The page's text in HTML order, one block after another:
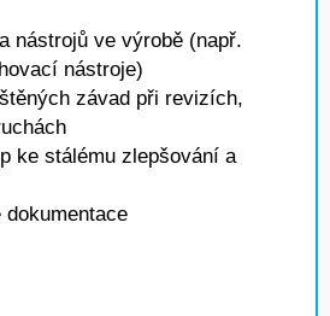
nástrojů ve výrobě (např.
nástroje)
závad při revizích,
ke stálému zlepšování a